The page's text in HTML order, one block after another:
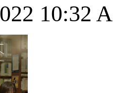
10:32